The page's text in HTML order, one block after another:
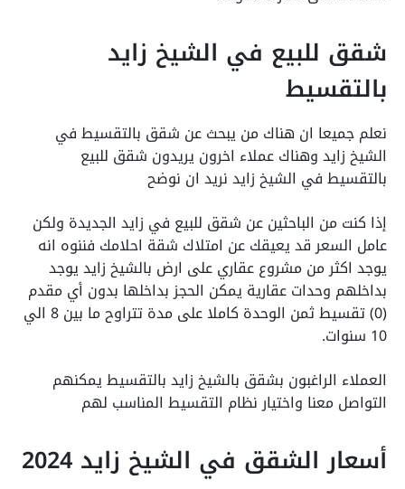
شقق للبيع في الشيخ زايد
بالتقسيط
نعلم جميعا ان هناك من يبحث عن شقق بالتقسيط في
الشيخ زايد وهناك عملاء اخرون يريدون شقق للبيع
بالتقسيط في الشيخ زايد نريد ان نوضح
إذا كنت من الباحثين عن شقق للبيع في زايد الجديدة ولكن
عامل السعر قد يعيقك عن امتلاك شقة احلامك فننوه انه
يوجد اكثر من مشروع عقاري على ارض بالشيخ زايد يوجد
بداخلهم وحدات عقارية يمكن الحجز بداخلها بدون أي مقدم
(0) تقسيط ثمن الوحدة كاملا على مدة تتراوح ما بين 8 الي
10 سنوات.
العملاء الراغبون بشقق بالشيخ زايد بالتقسيط يمكنهم
التواصل معنا واختيار نظام التقسيط المناسب لهم
أسعار الشقق في الشيخ زايد 2024